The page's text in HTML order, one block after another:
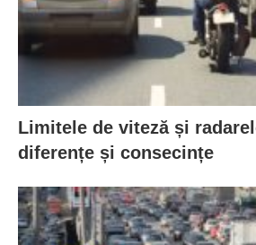
Limitele de viteză și
diferențe și consecințe